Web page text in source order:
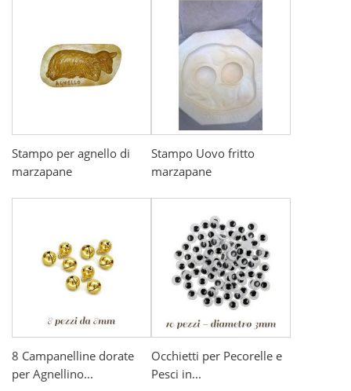
Stampo per agnello di
marzapane
Stampo Uovo fritto
marzapane
8 Campanelline dorate
per Agnellino...
Occhietti per Pecorelle e
Pesci in...